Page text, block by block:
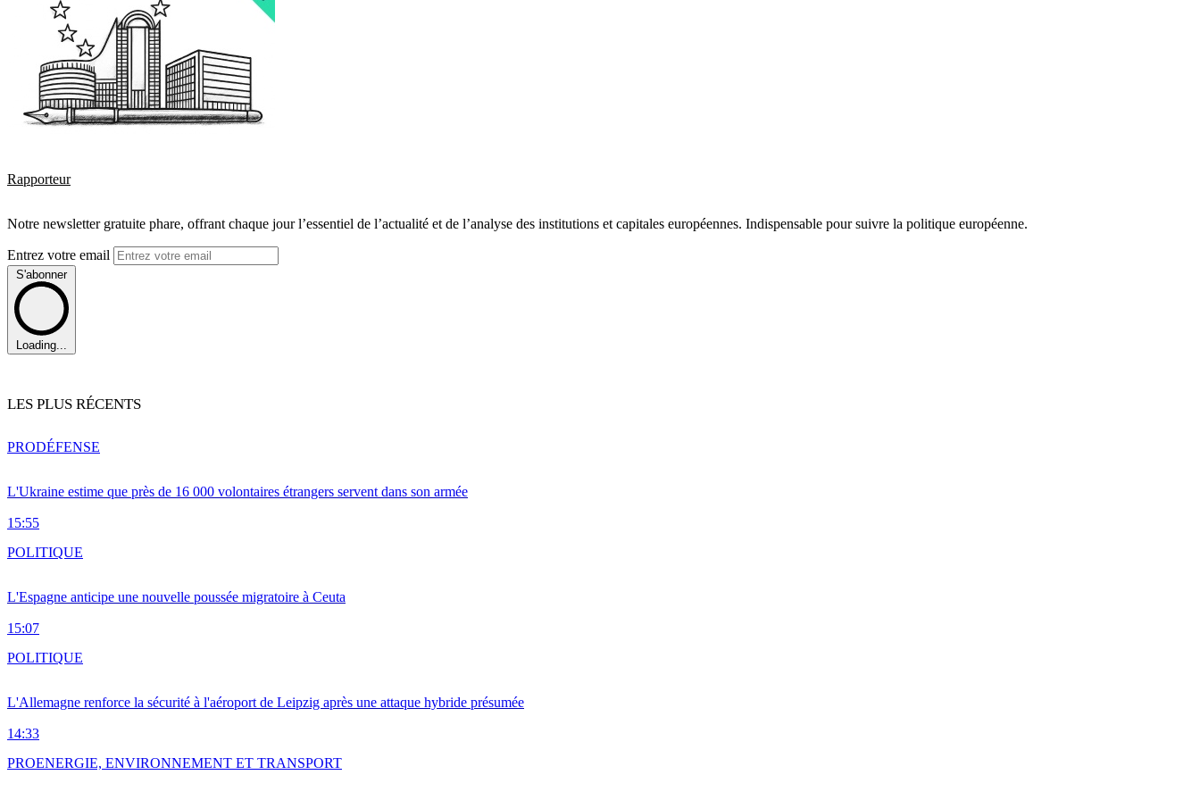
Rapporteur
Notre newsletter gratuite phare, offrant chaque jour l’essentiel de l’actualité et de l’analyse des institutions et capitales européennes. Indispensable pour suivre la politique européenne.
Entrez votre email
S'abonner
Loading...
LES PLUS RÉCENTS
L'Ukraine estime que près de 16 000 volontaires étrangers servent dans son armée
15:55
PRODÉFENSE
L'Espagne anticipe une nouvelle poussée migratoire à Ceuta
15:07
POLITIQUE
L'Allemagne renforce la sécurité à l'aéroport de Leipzig après une attaque hybride présumée
14:33
POLITIQUE
PROENERGIE, ENVIRONNEMENT ET TRANSPORT